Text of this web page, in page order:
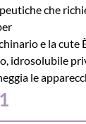
che
e la cute
idrosolubile
le